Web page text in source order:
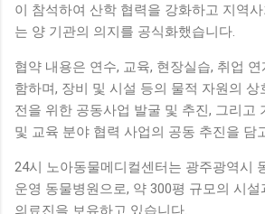
이 참석하여 산학 협력을 강화하고 지역
는 양 기관의 의지를 공식화했습니다.
협약 내용은 연수, 교육, 현장실습, 취업
함하며, 장비 및 시설 등의 물적 자원의 상
전을 위한 공동사업 발굴 및 추진, 그리고
및 교육 분야 협력 사업의 공동 추진을 담
24시 노아동물메디컬센터는 광주광역시
운영 동물병원으로, 약 300평 규모의 시설
의료진을 보유하고 있습니다.